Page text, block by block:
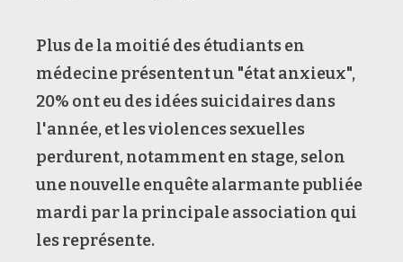
Plus de la moitié des étudiants en
médecine présentent un "état anxieux",
20% ont eu des idées suicidaires dans
l'année, et les violences sexuelles
perdurent, notamment en stage, selon
une nouvelle enquête alarmante publiée
mardi par la principale association qui
les représente.